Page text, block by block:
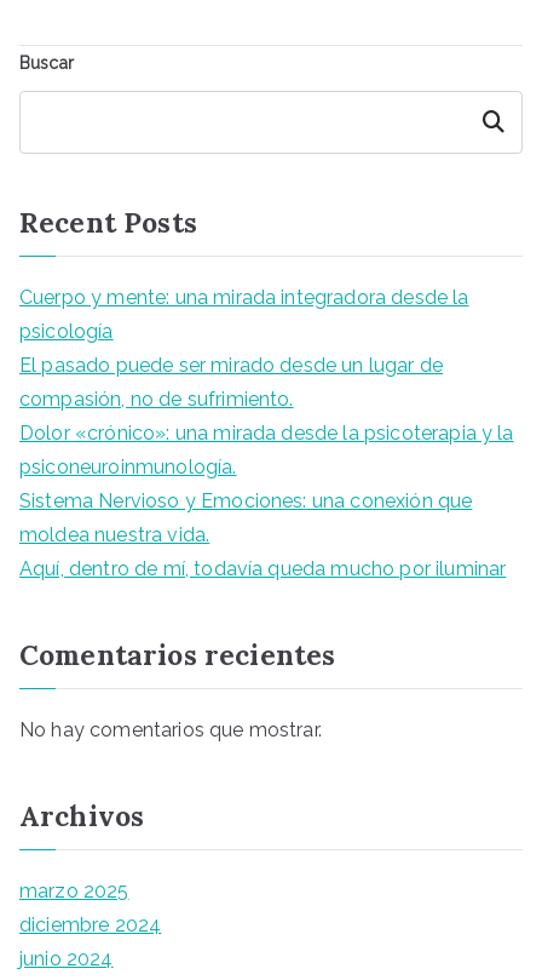
Buscar
Buscar
Recent Posts
Cuerpo y mente: una mirada integradora desde la
psicología
El pasado puede ser mirado desde un lugar de
compasión, no de sufrimiento.
Dolor «crónico»: una mirada desde la psicoterapia y la
psiconeuroinmunología.
Sistema Nervioso y Emociones: una conexión que
moldea nuestra vida.
Aquí, dentro de mí, todavía queda mucho por iluminar
Comentarios recientes
No hay comentarios que mostrar.
Archivos
marzo 2025
diciembre 2024
junio 2024